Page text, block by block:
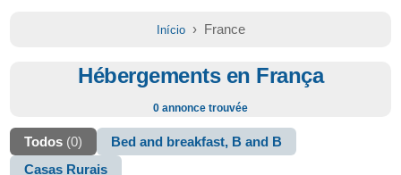
Início› France
Hébergements en França
0 annonce trouvée
Todos (0)
Bed and breakfast, B and B
Casas Rurais